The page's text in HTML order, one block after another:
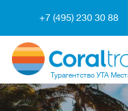
+7 (495) 230 30 88
Турагентство УТА